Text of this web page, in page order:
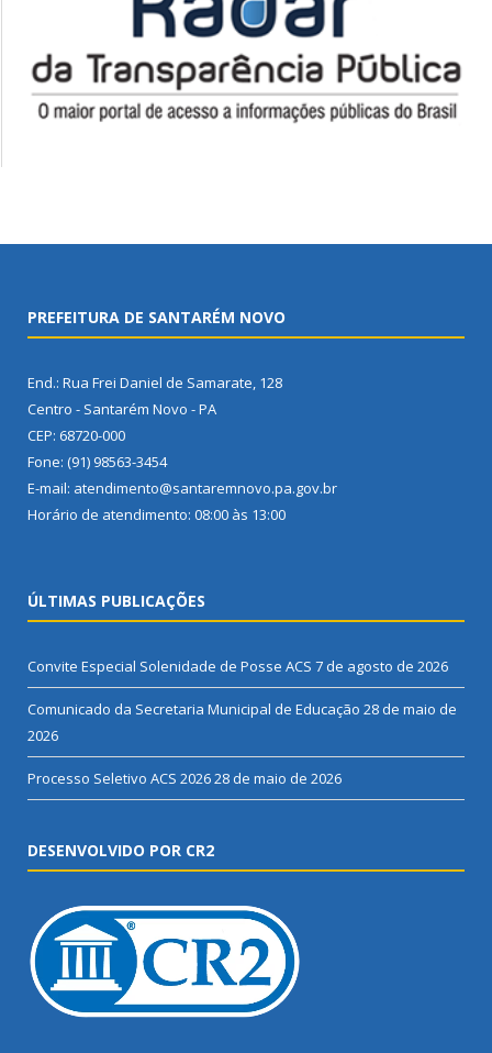
PREFEITURA DE SANTARÉM NOVO
End.: Rua Frei Daniel de Samarate, 128
Centro - Santarém Novo - PA
CEP: 68720-000
Fone: (91) 98563-3454
E-mail: atendimento@santaremnovo.pa.gov.br
Horário de atendimento: 08:00 às 13:00
ÚLTIMAS PUBLICAÇÕES
Convite Especial Solenidade de Posse ACS 7 de agosto de 2026
Comunicado da Secretaria Municipal de Educação 28 de maio de
2026
Processo Seletivo ACS 202628 de maio de 2026
DESENVOLVIDO POR CR2